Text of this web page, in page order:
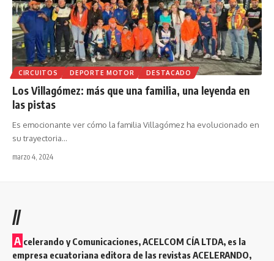
CIRCUITOS DEPORTE MOTOR DESTACADO
Los Villagómez: más que una familia, una leyenda en
las pistas
Es emocionante ver cómo la familia Villagómez ha evolucionado en
su trayectoria…
marzo 4, 2024
//
A celerando y Comunicaciones, ACELCOM CÍA LTDA, es la
empresa ecuatoriana editora de las revistas ACELERANDO,